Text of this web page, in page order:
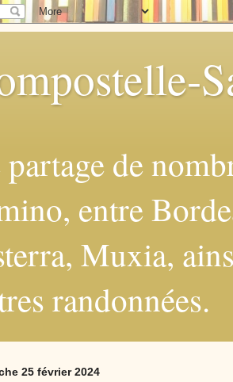
de
entre
Muxia,
randonnées.
25 février 2024